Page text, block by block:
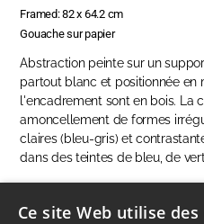
Framed: 82 x 64.2 cm
Gouache sur papier
Abstraction peinte sur un
partout blanc et positionnée en
l'encadrement sont en bois. La
amoncellement de formes
claires (bleu-gris) et
dans des teintes de bleu, de
Ce site Web utilise des